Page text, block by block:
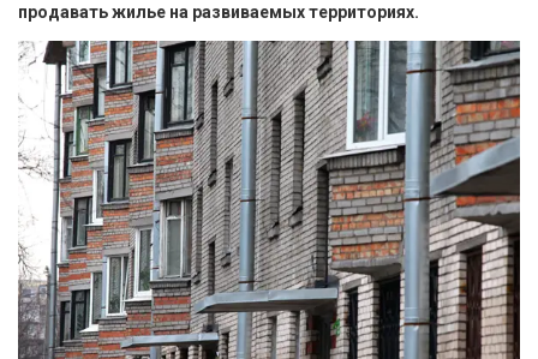
продавать жилье на развиваемых территориях.